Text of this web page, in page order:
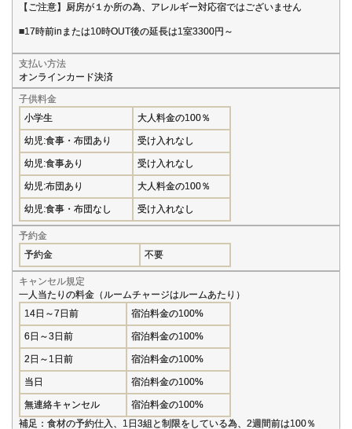
【ご注意】厨房が１か所の為、アレルギー対応宿ではございません
■17時前inまたは10時OUT後の延長は1室3300円～
支払い方法
オンラインカード決済
子供料金
小学生
大人料金の100％
幼児:食事・布団あり 受け入れなし
幼児:食事あり 受け入れなし
幼児:布団あり 大人料金の100％
幼児:食事・布団なし 受け入れなし
予約金
予約金
不要
キャンセル規定
一人当たりの料金（ルームチャージはルームあたり）
14日～7日前
宿泊料金の100%
6日～3日前 宿泊料金の100%
2日～1日前 宿泊料金の100%
当日 宿泊料金の100%
無連絡キャンセル
宿泊料金の100%
補足：食材の予約仕入、1日3組と制限をしている為、2週間前は100％